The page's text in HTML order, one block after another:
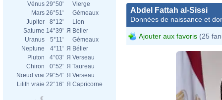
Vénus 29°50'
Vierge
Mars 26°51'
Gémeaux
Jupiter
8°12'
Lion
Saturne 14°39' Я Bélier
Uranus
5°11'
Gémeaux
Neptune
4°11' Я Bélier
Pluton
4°03' Я Verseau
Chiron
0°52' Я Taureau
Nœud vrai 29°54' Я Verseau
Lilith vraie 22°16' Я Capricorne
Abdel Fattah al-Sissi
Données de naissance et
Ajouter aux favoris (25